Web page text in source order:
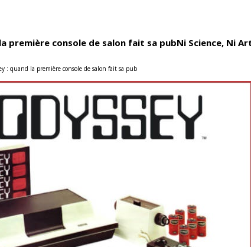
première console de salon fait sa pubNi Science, Ni
: quand la première console de salon fait sa pub